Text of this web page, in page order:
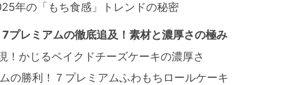
年の「もち食感」トレンドの秘密
プレミアムの徹底追及！素材と濃厚さの極み
！かじるベイクドチーズケーキの濃厚さ
の勝利！７プレミアムふわもちロールケーキ